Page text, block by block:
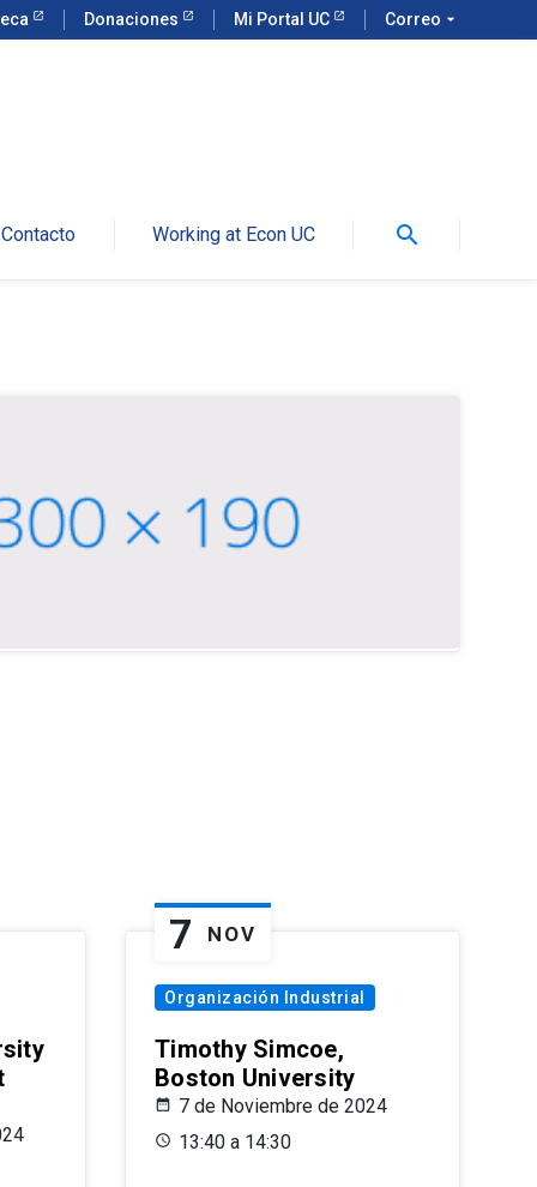
Donaciones Mi Portal UC Correo arrow_drop_down
Contacto Working at Econ UC search
7 NOV
Organización Industrial
Timothy Simcoe,
Boston University
7 de Noviembre de 2024
13:40 a 14:30